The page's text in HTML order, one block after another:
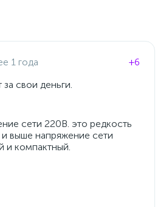
1 года
+6
свои деньги.
сети 220В. это редкость
выше напряжение сети
и компактный.